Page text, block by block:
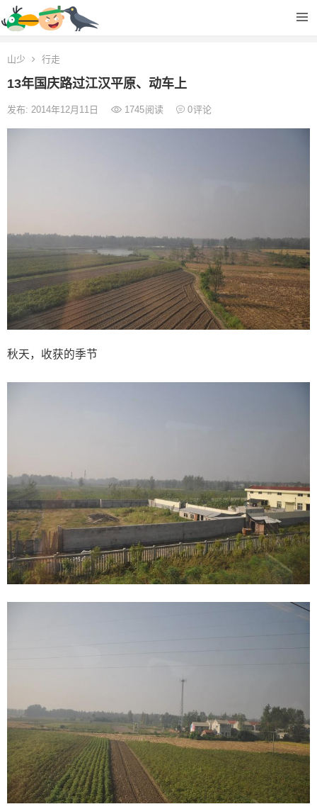
山少 行走
13年国庆路过江汉平原、动车上
发布: 2014年12月11日 1745阅读 0评论
秋天，收获的季节